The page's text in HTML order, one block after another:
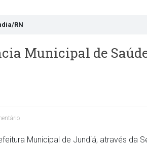
RN
Municipal de
Municipal de Jundiá, através da